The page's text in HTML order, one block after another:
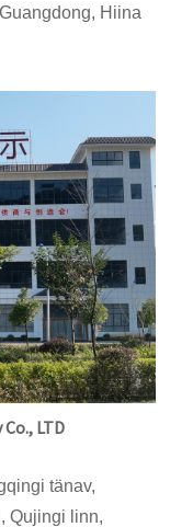
Hiina
LTD
tänav,
Qujingi linn,